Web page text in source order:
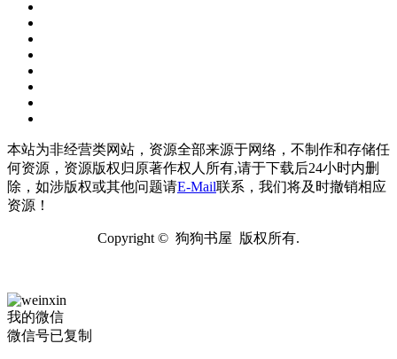
本站为非经营类网站，资源全部来源于网络，不制作和存储任
何资源，资源版权归原著作权人所有,请于下载后24小时内删
除，如涉版权或其他问题请E-Mail联系，我们将及时撤销相应
资源！
Copyright © 狗狗书屋 版权所有.
我的微信
微信号已复制